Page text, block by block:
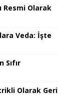
Resmi Olarak
Veda: İşte
Sıfır
Olarak Geri